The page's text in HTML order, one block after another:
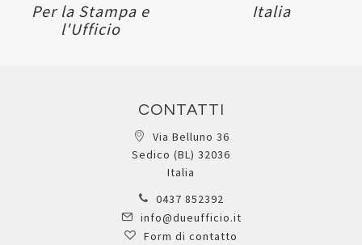
Per la Stampa e
l'Ufficio
Italia
CONTATTI
Via Belluno 36
Sedico (BL) 32036
Italia
0437 852392
info@dueufficio.it
Form di contatto